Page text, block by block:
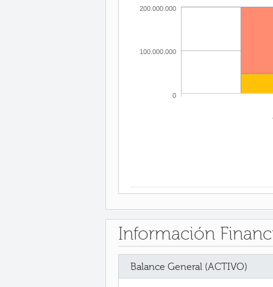
0
100.000.000
200.000.000
Información
Balance General (ACTIVO)